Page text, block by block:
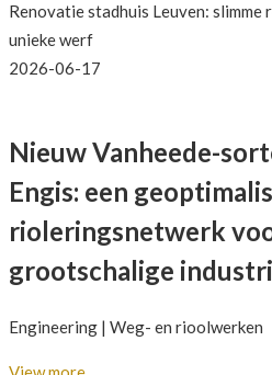
Renovatie stadhuis Leuven:
unieke werf
2026-06-17
Nieuw Vanheede-
Engis: een
rioleringsnetwerk
grootschalige
Engineering | Weg- en rioolwerken